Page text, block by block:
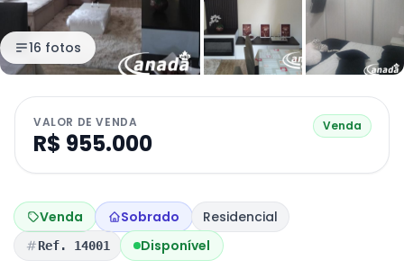
16 fotos
VALOR DE VENDA
R$ 955.000
Venda
Venda Sobrado Residencial
Ref. 14001 Disponível